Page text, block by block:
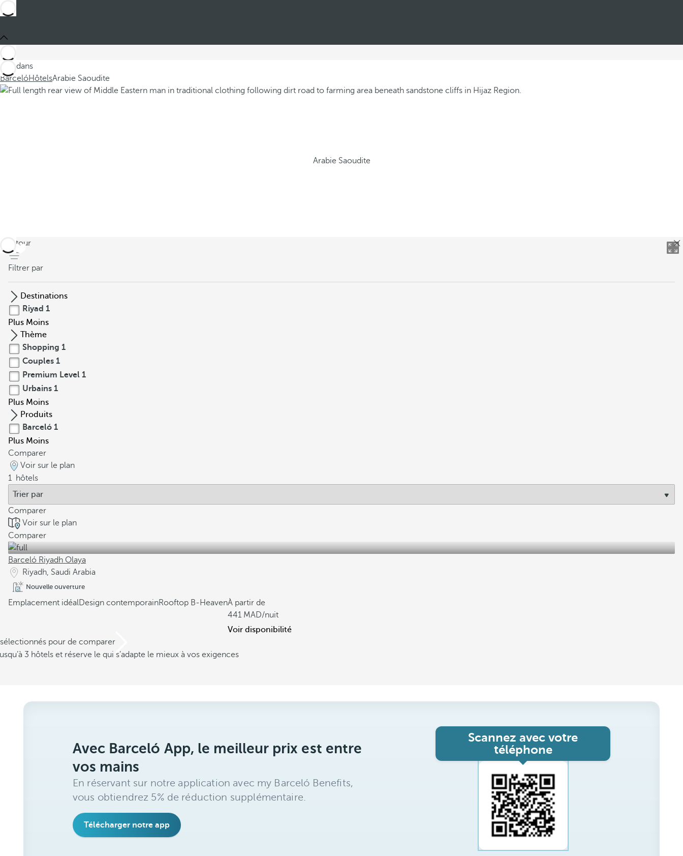
Ces dans
BarcelóHôtelsArabie Saoudite
Arabie Saoudite
retour
Filtrer par
Destinations
Riyad 1
Plus Moins
Thème
Shopping 1
Couples 1
Premium Level 1
Urbains 1
Plus Moins
Produits
Barceló 1
Plus Moins
Comparer
Voir sur le plan
1 hôtels
Comparer
Voir sur le plan
Comparer
Barceló Riyadh Olaya
Riyadh, Saudi Arabia
Nouvelle ouverture
Emplacement idéalDesign contemporainRooftop B-HeavenÀ partir de
441
/nuit
Voir disponibilité
pour de comparer
3 hôtels et réserve le qui s’adapte le mieux à vos exigences
Avec Barceló App, le meilleur prix est entre
vos mains
En réservant sur notre application avec my Barceló Benefits,
vous obtiendrez 5% de réduction supplémentaire.
Télécharger notre app
Scannez avec votre
téléphone